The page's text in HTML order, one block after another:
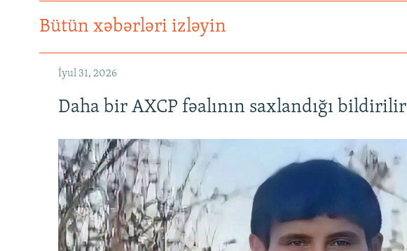
Bütün xəbərləri izləyin
İyul 31, 2026
Daha bir AXCP fəalının saxlandığı bildirilir